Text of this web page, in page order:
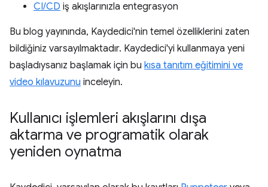
CI/CD iş akışlarınızla entegrasyon
Bu blog yayınında, Kaydedici'nin temel özelliklerini zaten
bildiğiniz varsayılmaktadır. Kaydedici'yi kullanmaya yeni
başladıysanız başlamak için bu kısa tanıtım eğitimini ve
video kılavuzunu inceleyin.
Kullanıcı işlemleri akışlarını dışa
aktarma ve programatik olarak
yeniden oynatma